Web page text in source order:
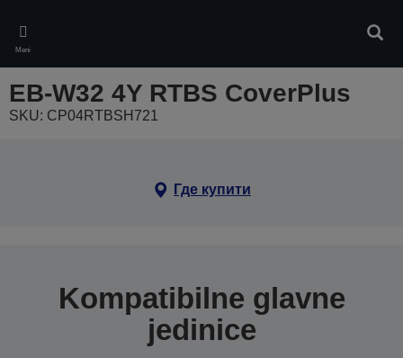
main
content
Meni
EB-W32 4Y RTBS CoverPlus
SKU: CP04RTBSH721
Где купити
Kompatibilne glavne
jedinice